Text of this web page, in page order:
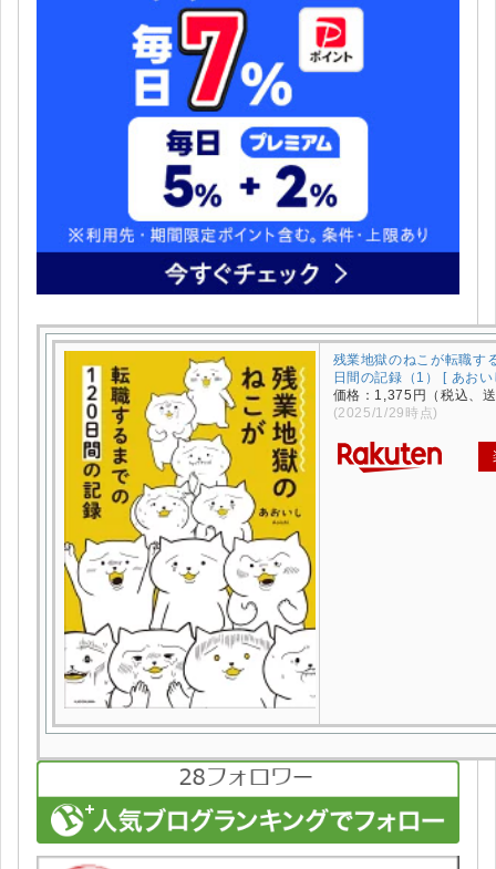
残業地獄のねこが転職す
日間の記録（1） [ あお
価格：1,375円（税込、
(2025/1/29時点)